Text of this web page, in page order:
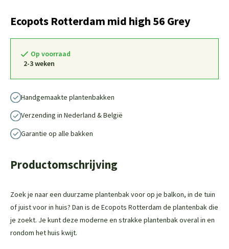
Ecopots Rotterdam mid high 56 Grey
Op voorraad
2-3 weken
Handgemaakte plantenbakken
Verzending in Nederland & België
Garantie op alle bakken
Productomschrijving
Zoek je naar een duurzame plantenbak voor op je balkon, in de tuin
of juist voor in huis? Dan is de Ecopots Rotterdam de plantenbak die
je zoekt. Je kunt deze moderne en strakke plantenbak overal in en
rondom het huis kwijt.